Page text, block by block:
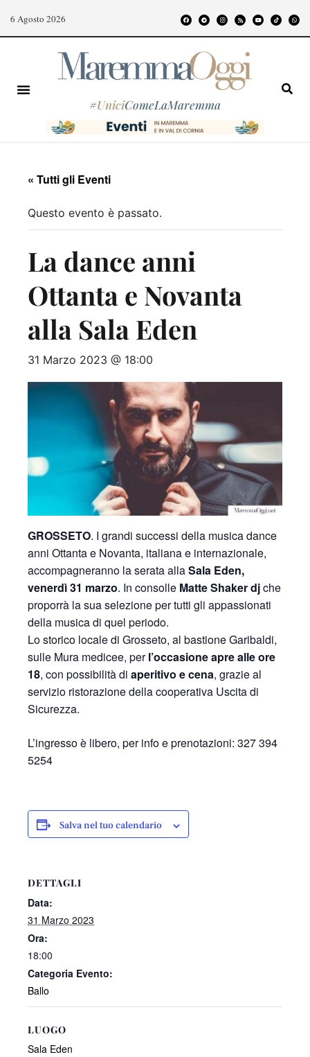
6 Agosto 2026
#UniciComeLaMaremma
« Tutti gli Eventi
Questo evento è passato.
La dance anni
Ottanta e Novanta
alla Sala Eden
31 Marzo 2023 @ 18:00
GROSSETO. I grandi successi della musica dance
anni Ottanta e Novanta, italiana e internazionale,
accompagneranno la serata allaSala Eden,
venerdì 31 marzo. In consolle Matte Shaker djche
proporrà la sua selezione per tutti gli appassionati
della musica di quel periodo.
Lo storico locale di Grosseto, al bastione Garibaldi,
sulle Mura medicee, perl’occasione apre alle ore
18, con possibilità di aperitivo e cena, grazie al
servizio ristorazione della cooperativa Uscita di
Sicurezza.
L’ingresso è libero, per info e prenotazioni: 327 394
5254
Salva nel tuo calendario
DETTAGLI
Data:
31 Marzo 2023
Ora:
18:00
Categoria Evento:
Ballo
LUOGO
Sala Eden